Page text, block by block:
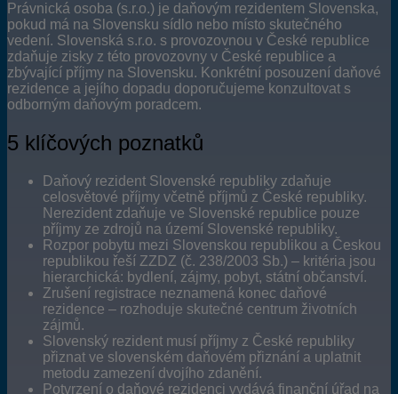
Právnická osoba (s.r.o.) je daňovým rezidentem Slovenska,
pokud má na Slovensku sídlo nebo místo skutečného
vedení. Slovenská s.r.o. s provozovnou v České republice
zdaňuje zisky z této provozovny v České republice a
zbývající příjmy na Slovensku. Konkrétní posouzení daňové
rezidence a jejího dopadu doporučujeme konzultovat s
odborným daňovým poradcem.
5 klíčových poznatků
Daňový rezident Slovenské republiky zdaňuje
celosvětové příjmy včetně příjmů z České republiky.
Nerezident zdaňuje ve Slovenské republice pouze
příjmy ze zdrojů na území Slovenské republiky.
Rozpor pobytu mezi Slovenskou republikou a Českou
republikou řeší ZZDZ (č. 238/2003 Sb.) – kritéria jsou
hierarchická: bydlení, zájmy, pobyt, státní občanství.
Zrušení registrace neznamená konec daňové
rezidence – rozhoduje skutečné centrum životních
zájmů.
Slovenský rezident musí příjmy z České republiky
přiznat ve slovenském daňovém přiznání a uplatnit
metodu zamezení dvojího zdanění.
Potvrzení o daňové rezidenci vydává finanční úřad na